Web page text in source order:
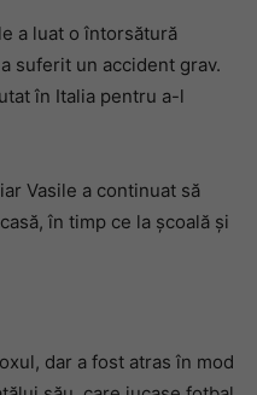
a luat o întorsătură
suferit un accident grav.
în Italia pentru a-l
Vasile a continuat să
în timp ce la școală și
dar a fost atras în mod